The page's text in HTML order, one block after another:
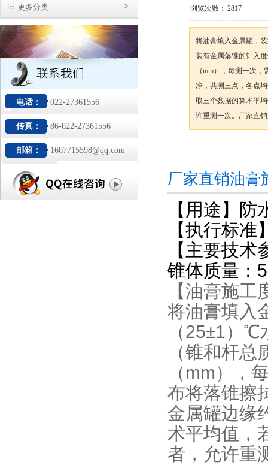
更多分类
电话： 022-27361556
传真： 86-022-27361556
邮箱： 1607715598@qq.com
浏览次数： 2817
将油膏填入金属罐，
装有金属落锥的针入
（mm），每测一次
净，共测三点，各点
取三个数据的算术平
许重测一次。厂家直
厂家直销油膏
【用途】
【执行标
【主要技术
锥体质量：
【油膏施工
将油膏填入
（25±1）
（锥和杆
（mm），
布将落锥擦
金属罐边缘
术平均值，
者，允许重